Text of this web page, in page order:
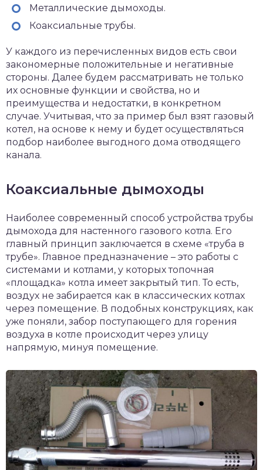
Металлические дымоходы.
Коаксиальные трубы.
У каждого из перечисленных видов есть свои
закономерные положительные и негативные
стороны. Далее будем рассматривать не только
их основные функции и свойства, но и
преимущества и недостатки, в конкретном
случае. Учитывая, что за пример был взят газовый
котел, на основе к нему и будет осуществляться
подбор наиболее выгодного дома отводящего
канала.
Коаксиальные дымоходы
Наиболее современный способ устройства трубы
дымохода для настенного газового котла. Его
главный принцип заключается в схеме «труба в
трубе». Главное предназначение – это работы с
системами и котлами, у которых топочная
«площадка» котла имеет закрытый тип. То есть,
воздух не забирается как в классических котлах
через помещение. В подобных конструкциях, как
уже поняли, забор поступающего для горения
воздуха в котле происходит через улицу
напрямую, минуя помещение.